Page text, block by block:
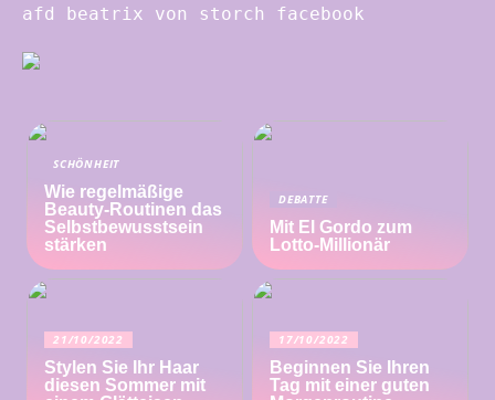
afd beatrix von storch facebook
SCHÖNHEIT
Wie regelmäßige
Beauty-Routinen das
Selbstbewusstsein
stärken
DEBATTE
Mit El Gordo zum
Lotto-Millionär
21/10/2022
Stylen Sie Ihr Haar
diesen Sommer mit
17/10/2022
Beginnen Sie Ihren
Tag mit einer guten